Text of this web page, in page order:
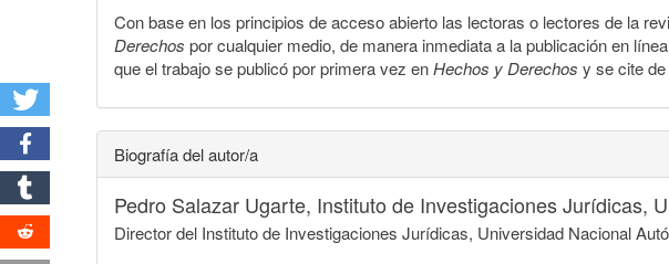
Con base en los principios de acceso abierto las lectoras o lectores de la
Derechos por cualquier medio, de manera inmediata a la publicación en
que el trabajo se publicó por primera vez enHechos y Derechos y se cite
Biografía del autor/a
Pedro Salazar Ugarte, Instituto de Investigaciones Jurídicas,
Director del Instituto de Investigaciones Jurídicas, Universidad Nacional